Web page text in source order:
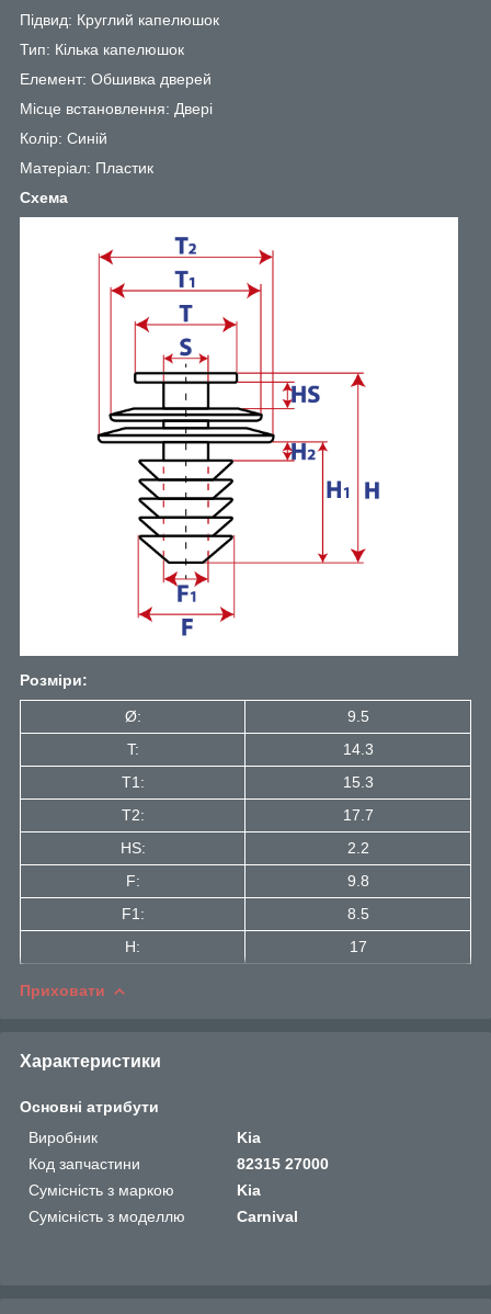
Підвид: Круглий капелюшок
Тип: Кілька капелюшок
Елемент: Обшивка дверей
Місце встановлення: Двері
Колір: Синій
Матеріал: Пластик
Схема
Розміри:
Ø:
9.5
T:
14.3
T1:
15.3
Т2:
17.7
HS:
2.2
F:
9.8
F1:
8.5
H:
17
Приховати
Характеристики
Основні атрибути
Виробник
Kia
Код запчастини
82315 27000
Сумісність з маркою
Kia
Сумісність з моделлю
Carnival